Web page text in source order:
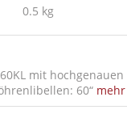
0.5 kg
mit
60“ mehr